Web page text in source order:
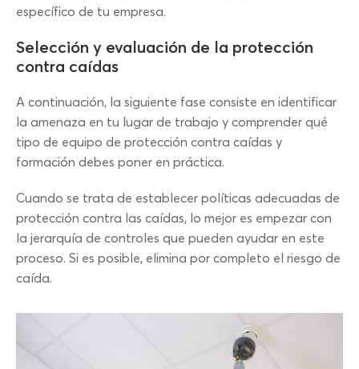
específico de tu empresa.
Selección y evaluación de la protección
contra caídas
A continuación, la siguiente fase consiste en identificar
la amenaza en tu lugar de trabajo y comprender qué
tipo de equipo de protección contra caídas y
formación debes poner en práctica.
Cuando se trata de establecer políticas adecuadas de
protección contra las caídas, lo mejor es empezar con
la jerarquía de controles que pueden ayudar en este
proceso. Si es posible, elimina por completo el riesgo de
caída.